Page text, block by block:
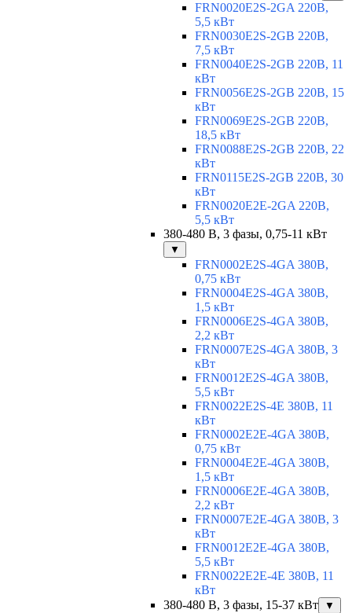
FRN0020E2S-2GA 220В,
5,5 кВт
FRN0030E2S-2GB 220В,
7,5 кВт
FRN0040E2S-2GB 220В, 11
кВт
FRN0056E2S-2GB 220В, 15
кВт
FRN0069E2S-2GB 220В,
18,5 кВт
FRN0088E2S-2GB 220В, 22
кВт
FRN0115E2S-2GB 220В, 30
кВт
FRN0020E2E-2GA 220В,
5,5 кВт
380-480 В, 3 фазы, 0,75-11 кВт
▼
FRN0002E2S-4GA 380В,
0,75 кВт
FRN0004E2S-4GA 380В,
1,5 кВт
FRN0006E2S-4GA 380В,
2,2 кВт
FRN0007E2S-4GA 380В, 3
кВт
FRN0012E2S-4GA 380В,
5,5 кВт
FRN0022E2S-4E 380В, 11
кВт
FRN0002E2E-4GA 380В,
0,75 кВт
FRN0004E2E-4GA 380В,
1,5 кВт
FRN0006E2E-4GA 380В,
2,2 кВт
FRN0007E2E-4GA 380В, 3
кВт
FRN0012E2E-4GA 380В,
5,5 кВт
FRN0022E2E-4E 380В, 11
кВт
380-480 В, 3 фазы, 15-37 кВт
▼